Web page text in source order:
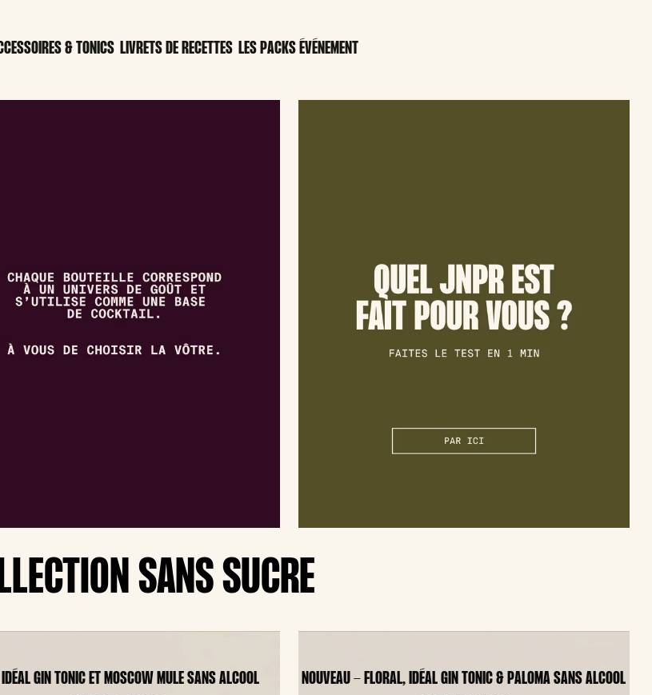
& TONICS LIVRETS DE RECETTES LES PACKS ÉVÉNEMENT
SANS SUCRE
GIN TONIC ET MOSCOW MULE SANS ALCOOL NOUVEAU - FLORAL, IDÉAL GIN TONIC & PALOMA SANS ALCOOL